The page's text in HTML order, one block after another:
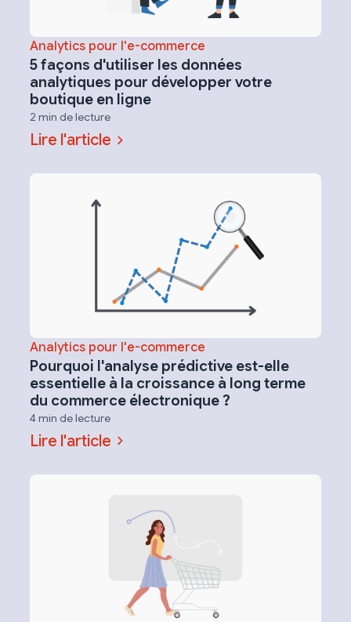
Analytics pour l'e-commerce
5 façons d'utiliser les données
analytiques pour développer votre
boutique en ligne
2 min de lecture
Lire l'article
Analytics pour l'e-commerce
Pourquoi l'analyse prédictive est-elle
essentielle à la croissance à long terme
du commerce électronique ?
4 min de lecture
Lire l'article